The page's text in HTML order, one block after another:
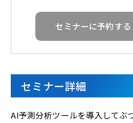
セミナーに予約する
セミナー詳細
AI予測分析ツールを導入してぶ